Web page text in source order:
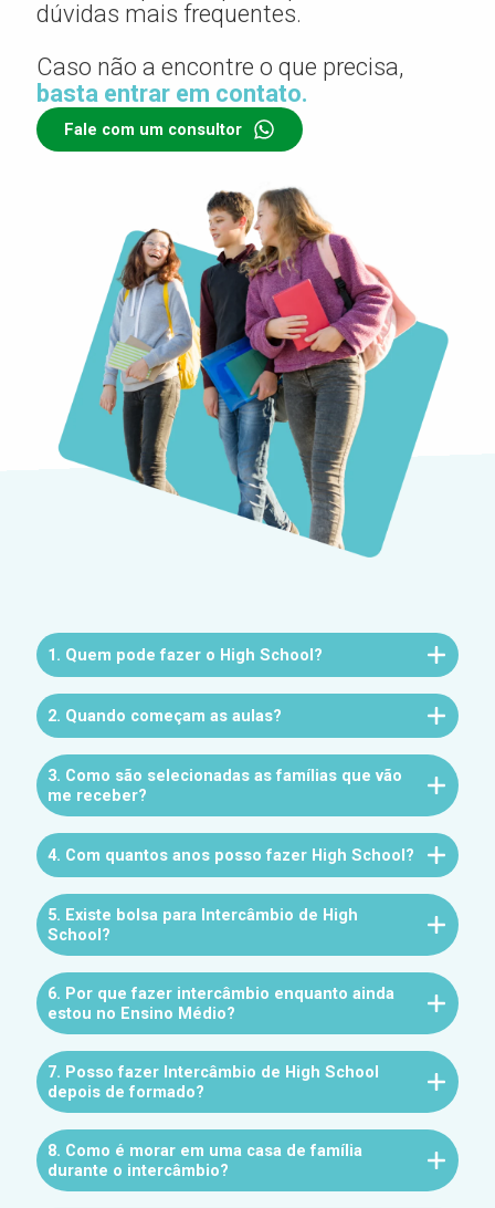
dúvidas mais frequentes.
Caso não a encontre o que precisa,
basta entrar em contato.
Fale com um consultor
1. Quem pode fazer o High School?
2. Quando começam as aulas?
3. Como são selecionadas as famílias que vão
me receber?
4. Com quantos anos posso fazer High School?
5. Existe bolsa para Intercâmbio de High
School?
6. Por que fazer intercâmbio enquanto ainda
estou no Ensino Médio?
7. Posso fazer Intercâmbio de High School
depois de formado?
8. Como é morar em uma casa de família
durante o intercâmbio?